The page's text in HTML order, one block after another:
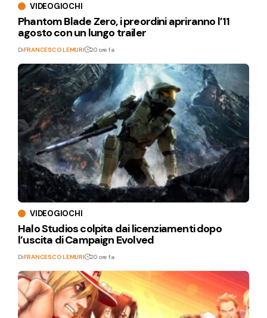
VIDEOGIOCHI
Phantom Blade Zero, i preordini apriranno l’11
agosto con un lungo trailer
DiFRANCESCO LEMURI 20 ore fa
VIDEOGIOCHI
Halo Studios colpita dai licenziamenti dopo
l’uscita di Campaign Evolved
DiFRANCESCO LEMURI 20 ore fa